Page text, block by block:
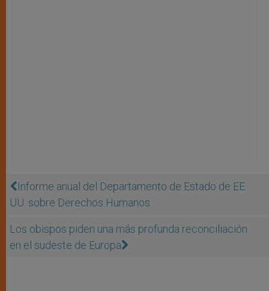
Informe anual del Departamento de Estado de EE.
UU. sobre Derechos Humanos
Los obispos piden una más profunda reconciliación
en el sudeste de Europa